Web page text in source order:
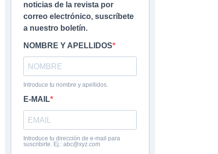
noticias de la revista por
correo electrónico, suscríbete
a nuestro boletín.
NOMBRE Y APELLIDOS
Introduce tu nombre y apellidos.
E-MAIL
Introduce tu dirección de e-mail para
suscribirte. Ej.: abc@xyz.com